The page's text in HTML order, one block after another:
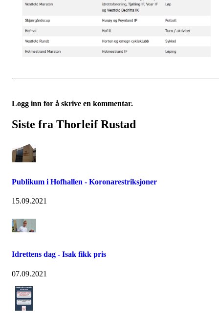
Logg inn for å skrive en kommentar.
Siste fra Thorleif Rustad
Publikum i Hofhallen - Koronarestriksjoner
15.09.2021
Idrettens dag - Isak fikk pris
07.09.2021